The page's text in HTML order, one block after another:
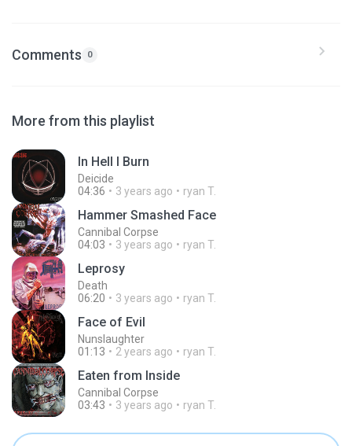
Comments 0
More from this playlist
In Hell I Burn
Deicide
04:36
3 years ago ryan T.
Hammer Smashed Face
Cannibal Corpse
04:03
3 years ago ryan T.
Leprosy
Death
06:20
3 years ago ryan T.
Face of Evil
Nunslaughter
01:13
2 years ago ryan T.
Eaten from Inside
Cannibal Corpse
03:43
3 years ago ryan T.